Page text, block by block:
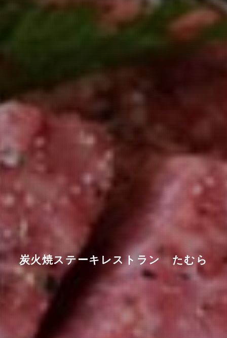
炭火焼ステーキレストラン たむら